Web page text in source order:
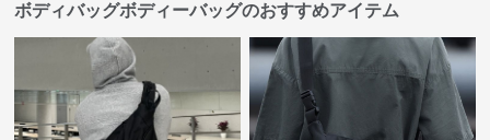
ボディバッグボディーバッグのおすすめアイテム